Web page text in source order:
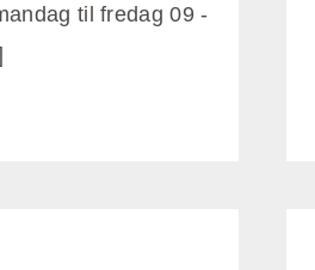
til fredag 09 -